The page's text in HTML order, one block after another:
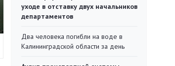
уходе в отставку двух начальников
департаментов
Два человека погибли на воде в
Калининградской области за день